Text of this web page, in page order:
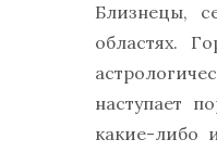
Близнецы,
областях.
наступает
какие-либо